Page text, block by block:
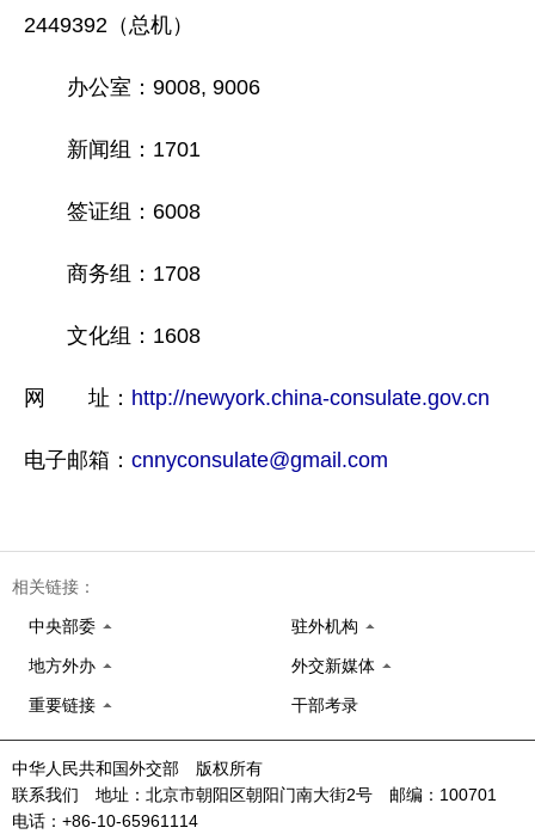
2449392（总机）
办公室：9008, 9006
新闻组：1701
签证组：6008
商务组：1708
文化组：1608
网 址： http://newyork.china-consulate.gov.cn
电子邮箱： cnnyconsulate@gmail.com
相关链接：
中央部委 驻外机构
地方外办 外交新媒体
重要链接 干部考录
中华人民共和国外交部 版权所有
联系我们 地址：北京市朝阳区朝阳门南大街2号 邮编：100701
电话：+86-10-65961114